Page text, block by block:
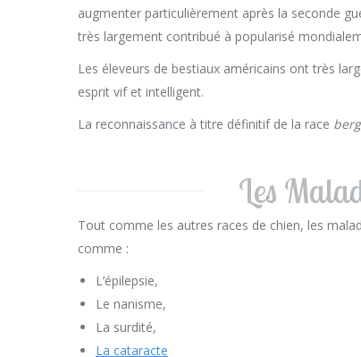
augmenter particulièrement après la seconde
très largement contribué à popularisé
Les éleveurs de bestiaux américains ont très
esprit vif et intelligent.
La reconnaissance à titre définitif de la race
Les
Tout comme les autres races de chien, les
comme :
L’épilepsie,
Le nanisme,
La surdité,
La cataracte